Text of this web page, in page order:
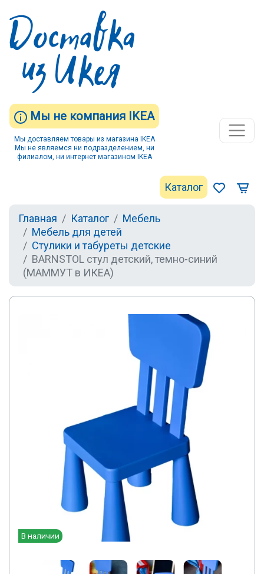
Мы не компания IKEA
Мы доставляем товары из магазина IKEA
Мы не являемся ни подразделением, ни
филиалом, ни интернет магазином IKEA
Каталог
Главная Каталог
Мебель
Мебель для детей
Стулики и табуреты детские
BARNSTOL стул детский, темно-синий
(МАММУТ в ИКЕА)
В наличии